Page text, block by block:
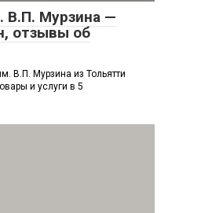
В.П. Мурзина —
отзывы об
В.П. Мурзина из Тольятти
и услуги в 5